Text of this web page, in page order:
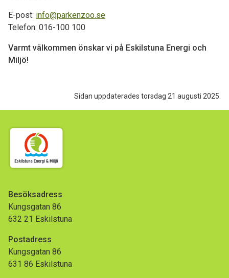
E-post: info@parkenzoo.se
Telefon: 016-100 100
Varmt välkommen önskar vi på Eskilstuna Energi och
Miljö!
Sidan uppdaterades torsdag 21 augusti 2025.
Besöksadress
Kungsgatan 86
632 21 Eskilstuna
Postadress
Kungsgatan 86
631 86 Eskilstuna